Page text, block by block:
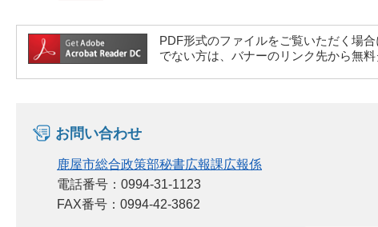
PDF形式のファイルをご覧いただく場
でない方は、バナーのリンク先から無料
お問い合わせ
鹿屋市総合政策部秘書広報課広報係
電話番号：0994-31-1123
FAX番号：0994-42-3862